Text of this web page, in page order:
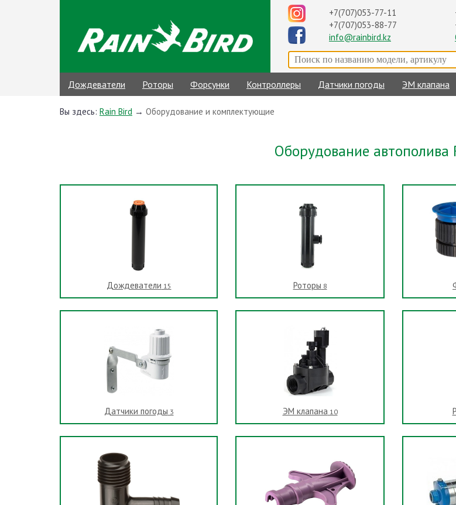
+7(707)053-77-11
+7(707)053-88-77
info@rainbird.kz
Дождеватели Роторы Форсунки Контроллеры Датчики погоды ЭМ клапана
Вы здесь: Rain Bird → Оборудование и комплектующие
Оборудование автополива
Дождеватели 15 Роторы 8
Датчики погоды 3 ЭМ клапана 10